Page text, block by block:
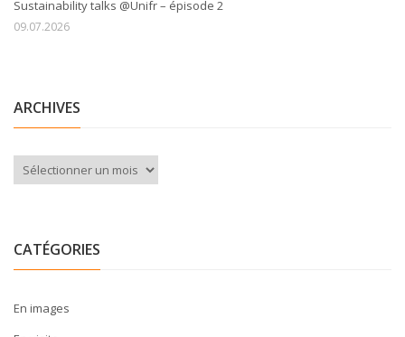
Sustainability talks @Unifr – épisode 2
09.07.2026
ARCHIVES
Archives
CATÉGORIES
En images